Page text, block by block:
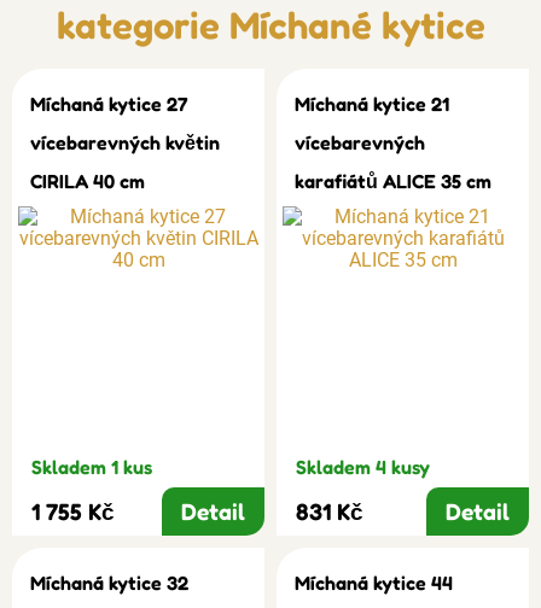
kategorie Míchané kytice
Míchaná kytice 27
vícebarevných květin
CIRILA 40 cm
Skladem 1 kus
1 755 Kč Detail
Míchaná kytice 21
vícebarevných
karafiátů ALICE 35 cm
Skladem 4 kusy
831 Kč Detail
Míchaná kytice 32
Míchaná kytice 44